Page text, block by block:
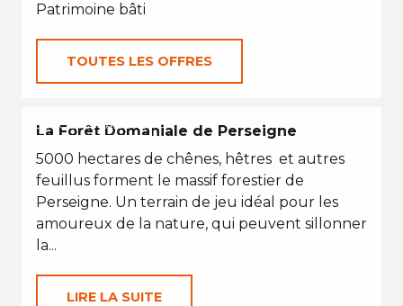
Patrimoine bâti
TOUTES LES OFFRES
EN TOUTES SAISONS
La Forêt Domaniale de Perseigne
5000 hectares de chênes, hêtres et autres
feuillus forment le massif forestier de
Perseigne. Un terrain de jeu idéal pour les
amoureux de la nature, qui peuvent sillonner
la...
LIRE LA SUITE